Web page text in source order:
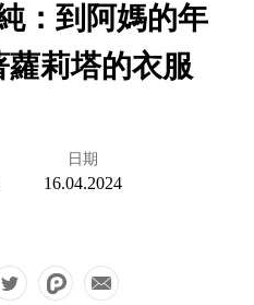
：到阿媽的年
莉塔的衣服
日期
16.04.2024